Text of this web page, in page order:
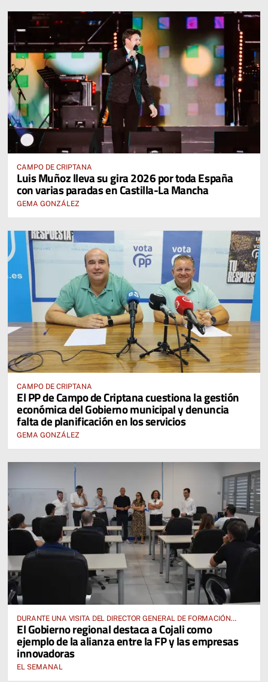
CAMPO DE CRIPTANA
Luis Muñoz lleva su gira 2026 por toda España
con varias paradas en Castilla-La Mancha
GEMA GONZÁLEZ
CAMPO DE CRIPTANA
El PP de Campo de Criptana cuestiona la gestión
económica del Gobierno municipal y denuncia
falta de planificación en los servicios
GEMA GONZÁLEZ
DURANTE UNA VISITA DEL DIRECTOR GENERAL DE FORMACIÓN
PROFESIONAL, JOSÉ RODRIGO CERRILLO
El Gobierno regional destaca a Cojali como
ejemplo de la alianza entre la FP y las empresas
innovadoras
EL SEMANAL